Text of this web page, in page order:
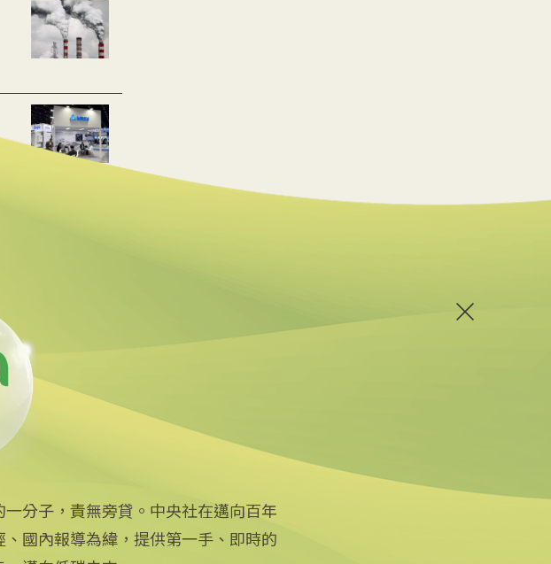
分子，責無旁貸。中央社在邁向百年
國內報導為緯，提供第一手、即時的